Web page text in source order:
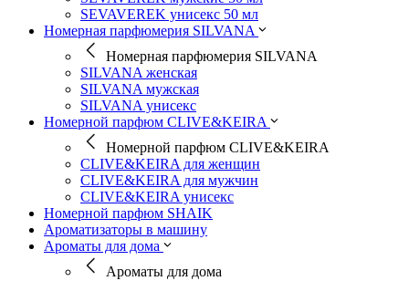
SEVAVEREK унисекс 50 мл
Номерная парфюмерия SILVANA
Номерная парфюмерия SILVANA
SILVANA женская
SILVANA мужская
SILVANA унисекс
Номерной парфюм CLIVE&KEIRA
Номерной парфюм CLIVE&KEIRA
CLIVE&KEIRA для женщин
CLIVE&KEIRA для мужчин
CLIVE&KEIRA унисекс
Номерной парфюм SHAIK
Ароматизаторы в машину
Ароматы для дома
Ароматы для дома